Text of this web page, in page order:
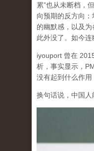
累”也从未断档，
向预期的反方向
的幽默感，以及为
此外没了。如今连
iyouport 曾在
析，事实显示，
没有起到什么作用
换句话说，中国人